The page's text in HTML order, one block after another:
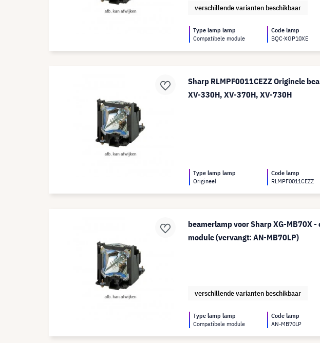
verschillende varianten beschikbaar
Type lamp lamp
Compatibele module
Code lamp
BQC-XGP10XE
Sharp RLMPF0011CEZZ Originele
XV-330H, XV-370H, XV-730H
Type lamp lamp
Origineel
Code lamp
RLMPF0011CEZZ
beamerlamp voor Sharp XG-MB70X -
module (vervangt: AN-MB70LP)
verschillende varianten beschikbaar
Type lamp lamp
Compatibele module
Code lamp
AN-MB70LP